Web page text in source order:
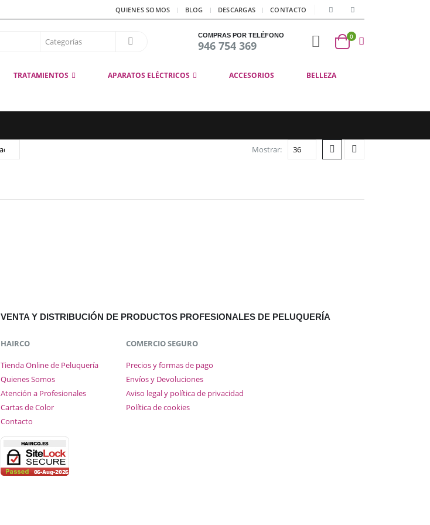
QUIENES SOMOS BLOG DESCARGAS CONTACTO
COMPRAS POR TELÉFONO
946 754 369
0
TRATAMIENTOS APARATOS ELÉCTRICOS ACCESORIOS BELLEZA
Mostrar:
VENTA Y DISTRIBUCIÓN DE PRODUCTOS PROFESIONALES DE PELUQUERÍA
HAIRCO
Tienda Online de Peluquería
Quienes Somos
Atención a Profesionales
Cartas de Color
Contacto
COMERCIO SEGURO
Precios y formas de pago
Envíos y Devoluciones
Aviso legal y política de privacidad
Política de cookies